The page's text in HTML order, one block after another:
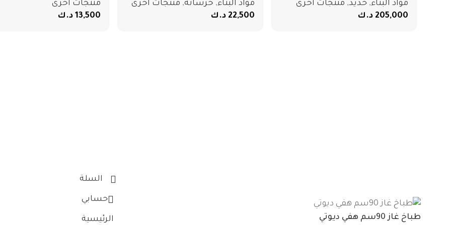
مواد البناء, حديد, منتجات أخرى
205,000 د.ك
مواد البناء, خرسانة, منتجات أخرى
22,500 د.ك
منتجات أخرى
13,500 د.ك
السلة
حسابي
الرئيسية طباخ غاز 90سم هفي ديوتي